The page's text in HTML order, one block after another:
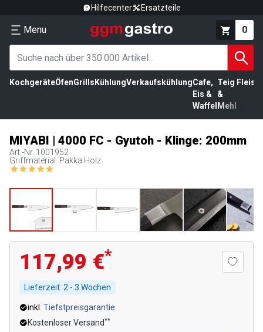
Hilfecenter Ersatzteile
Menu 0
KochgeräteÖfenGrills KühlungVerkaufskühlungCafe,
Eis &
Waffel
Teig
&
Mehl
MIYABI | 4000 FC - Gyutoh - Klinge: 200mm
Art.-Nr. 1001952
Griffmaterial: Pakka Holz
117,99 €*
Lieferzeit: 2 - 3 Wochen
inkl. Tiefstpreisgarantie
Kostenloser Versand**